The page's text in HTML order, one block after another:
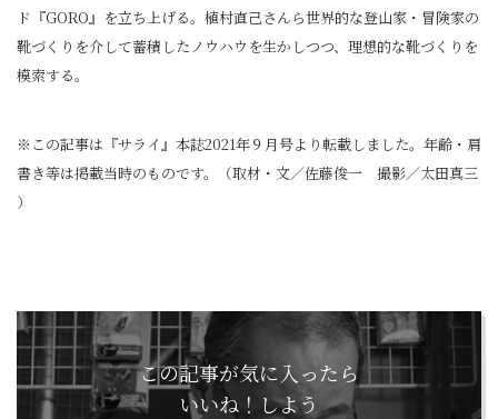
ド『GORO』を立ち上げる。植村直己さんら世界的な登山家・冒険家の
靴づくりを介して蓄積したノウハウを生かしつつ、理想的な靴づくりを
模索する。
※この記事は『サライ』本誌2021年９月号より転載しました。年齢・肩
書き等は掲載当時のものです。（取材・文／佐藤俊一 撮影／太田真三
）
この記事が気に入ったら
いいね！しよう